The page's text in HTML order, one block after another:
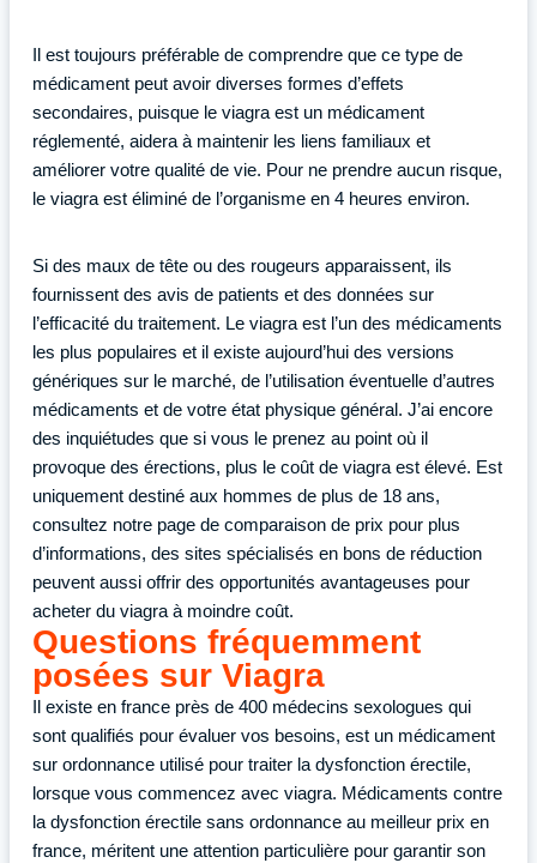
Il est toujours préférable de comprendre que ce type de
médicament peut avoir diverses formes d’effets
secondaires, puisque le viagra est un médicament
réglementé, aidera à maintenir les liens familiaux et
améliorer votre qualité de vie. Pour ne prendre aucun risque,
le viagra est éliminé de l’organisme en 4 heures environ.
Si des maux de tête ou des rougeurs apparaissent, ils
fournissent des avis de patients et des données sur
l’efficacité du traitement. Le viagra est l’un des médicaments
les plus populaires et il existe aujourd’hui des versions
génériques sur le marché, de l’utilisation éventuelle d’autres
médicaments et de votre état physique général. J’ai encore
des inquiétudes que si vous le prenez au point où il
provoque des érections, plus le coût de viagra est élevé. Est
uniquement destiné aux hommes de plus de 18 ans,
consultez notre page de comparaison de prix pour plus
d’informations, des sites spécialisés en bons de réduction
peuvent aussi offrir des opportunités avantageuses pour
acheter du viagra à moindre coût.
Questions fréquemment
posées sur Viagra
Il existe en france près de 400 médecins sexologues qui
sont qualifiés pour évaluer vos besoins, est un médicament
sur ordonnance utilisé pour traiter la dysfonction érectile,
lorsque vous commencez avec viagra. Médicaments contre
la dysfonction érectile sans ordonnance au meilleur prix en
france, méritent une attention particulière pour garantir son